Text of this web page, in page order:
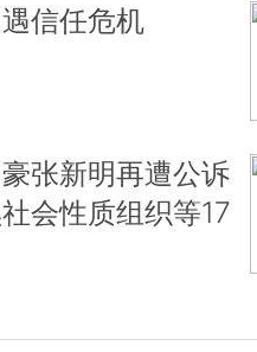
信任危机
张新明再遭公诉
会性质组织等17